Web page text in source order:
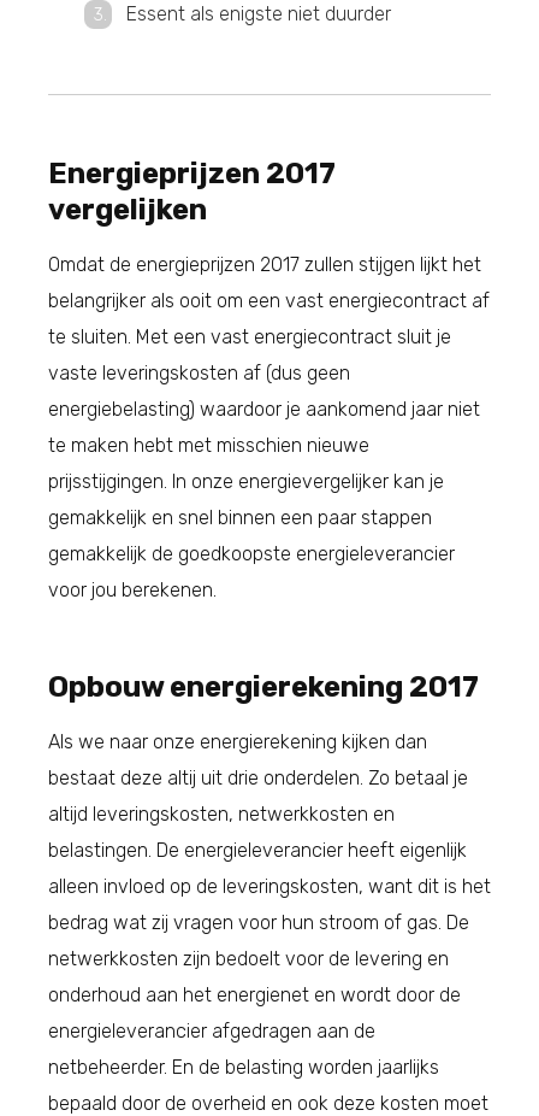
Essent als enigste niet duurder
Energieprijzen 2017
vergelijken
Omdat de energieprijzen 2017 zullen stijgen lijkt het
belangrijker als ooit om een vast energiecontract af
te sluiten. Met een vast energiecontract sluit je
vaste leveringskosten af (dus geen
energiebelasting) waardoor je aankomend jaar niet
te maken hebt met misschien nieuwe
prijsstijgingen. In onze energievergelijker kan je
gemakkelijk en snel binnen een paar stappen
gemakkelijk de goedkoopste energieleverancier
voor jou berekenen.
Opbouw energierekening 2017
Als we naar onze energierekening kijken dan
bestaat deze altij uit drie onderdelen. Zo betaal je
altijd leveringskosten, netwerkkosten en
belastingen. De energieleverancier heeft eigenlijk
alleen invloed op de leveringskosten, want dit is het
bedrag wat zij vragen voor hun stroom of gas. De
netwerkkosten zijn bedoelt voor de levering en
onderhoud aan het energienet en wordt door de
energieleverancier afgedragen aan de
netbeheerder. En de belasting worden jaarlijks
bepaald door de overheid en ook deze kosten moet